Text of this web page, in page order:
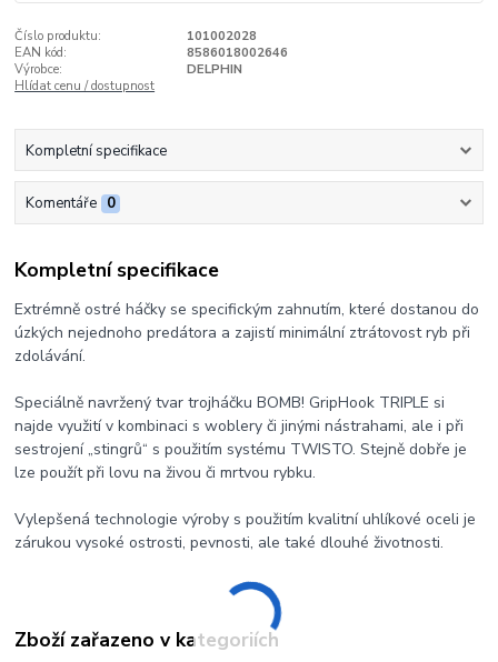
Číslo produktu:
101002028
EAN kód:
8586018002646
Výrobce:
DELPHIN
Hlídat cenu / dostupnost
Kompletní specifikace
Komentáře 0
Kompletní specifikace
Extrémně ostré háčky se specifickým zahnutím, které dostanou do
úzkých nejednoho predátora a zajistí minimální ztrátovost ryb při
zdolávání.
Speciálně navržený tvar trojháčku BOMB! GripHook TRIPLE si
najde využití v kombinaci s woblery či jinými nástrahami, ale i při
sestrojení „stingrů“ s použitím systému TWISTO. Stejně dobře je
lze použít při lovu na živou či mrtvou rybku.
Vylepšená technologie výroby s použitím kvalitní uhlíkové oceli je
zárukou vysoké ostrosti, pevnosti, ale také dlouhé životnosti.
Zboží zařazeno v kategoriích